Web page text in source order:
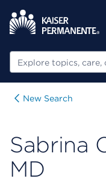
Buscar
New Search
Sabrina
MD